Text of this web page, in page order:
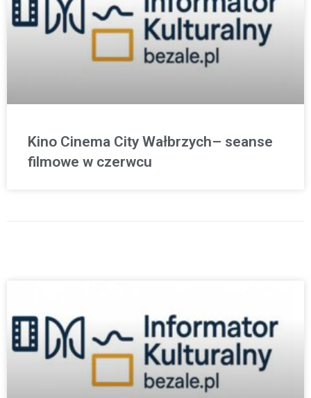
Kino Cinema City Wałbrzych– seanse
filmowe w czerwcu